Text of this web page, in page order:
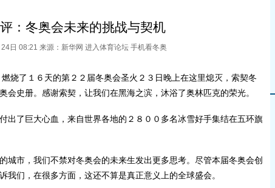
：冬奥会未来的挑战与契机
日 08:21 来源：新华网 进入体育论坛 手机看冬奥
了１６天的第２２届冬奥会圣火２３日晚上在这里熄灭，索契冬
会史册。感谢索契，让我们在黑海之滨，沐浴了奥林匹克的荣光。
了巨大心血，来自世界各地的２８００多名冰雪好手集结在五环旗
市，我们不禁对冬奥会的未来生发出更多思考。尽管本届冬奥会创
我们，在很多方面，这还不算是真正意义上的全球盛会。